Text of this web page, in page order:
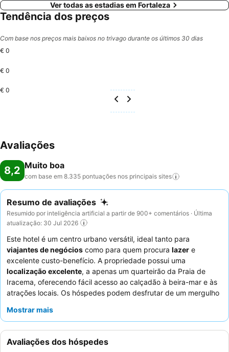
Ver todas as estadias em Fortaleza
Tendência dos preços
Com base nos preços mais baixos no trivago durante os últimos 30 dias
€ 0
€ 0
€ 0
Avaliações
8,2 Muito boa
com base em 8.335 pontuações nos principais sites
Resumo de avaliações
Resumido por inteligência artificial a partir de 900+ comentários · Última
atualização: 30 Jul 2026
Este hotel é um centro urbano versátil, ideal tanto para
viajantes de negócios como para quem procura lazer e
excelente custo-benefício. A propriedade possui uma
localização excelente, a apenas um quarteirão da Praia de
Iracema, oferecendo fácil acesso ao calçadão à beira-mar e às
atrações locais. Os hóspedes podem desfrutar de um mergulho
Wi-Ficonfiável. Os funcionários recebem consistentemente
complementando o excecional buffet de pequeno-almoço, que
apresentatapiocas e omeletes feitas na hora
Mostrar mais
Avaliações dos hóspedes